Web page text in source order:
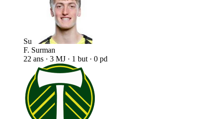
Su
F. Surman
22 ans · 3 MJ · 1 but · 0 pd